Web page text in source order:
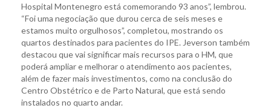
Hospital Montenegro está comemorando 93 anos”, lembrou.
“Foi uma negociação que durou cerca de seis meses e
estamos muito orgulhosos”, completou, mostrando os
quartos destinados para pacientes do IPE. Jeverson também
destacou que vai significar mais recursos para o HM, que
poderá ampliar e melhorar o atendimento aos pacientes,
além de fazer mais investimentos, como na conclusão do
Centro Obstétrico e de Parto Natural, que está sendo
instalados no quarto andar.